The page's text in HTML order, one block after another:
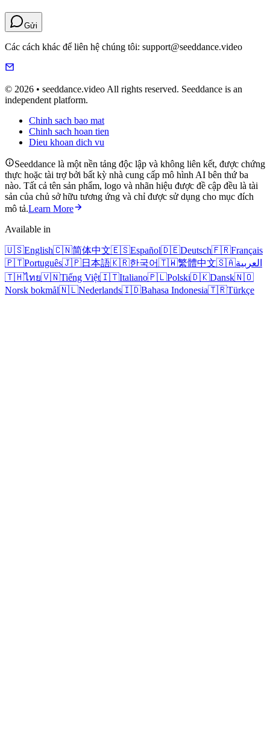
Gửi
Các cách khác để liên hệ chúng tôi: support@seeddance.video
© 2026 • seeddance.video All rights reserved. Seeddance is an
independent platform.
Chinh sach bao mat
Chinh sach hoan tien
Dieu khoan dich vu
Seeddance là một nền tảng độc lập và không liên kết, được chứng
thực hoặc tài trợ bởi bất kỳ nhà cung cấp mô hình AI bên thứ ba
nào. Tất cả tên sản phẩm, logo và nhãn hiệu được đề cập đều là tài
sản của chủ sở hữu tương ứng và chỉ được sử dụng cho mục đích
mô tả.Learn More
Available in
🇺🇸English🇨🇳简体中文🇪🇸Español🇩🇪Deutsch🇫🇷Français
🇵🇹Português🇯🇵日本語🇰🇷한국어🇹🇼繁體中文🇸🇦العربية
🇹🇭ไทย🇻🇳Tiếng Việt🇮🇹Italiano🇵🇱Polski🇩🇰Dansk🇳🇴
Norsk bokmål🇳🇱Nederlands🇮🇩Bahasa Indonesia🇹🇷Türkçe